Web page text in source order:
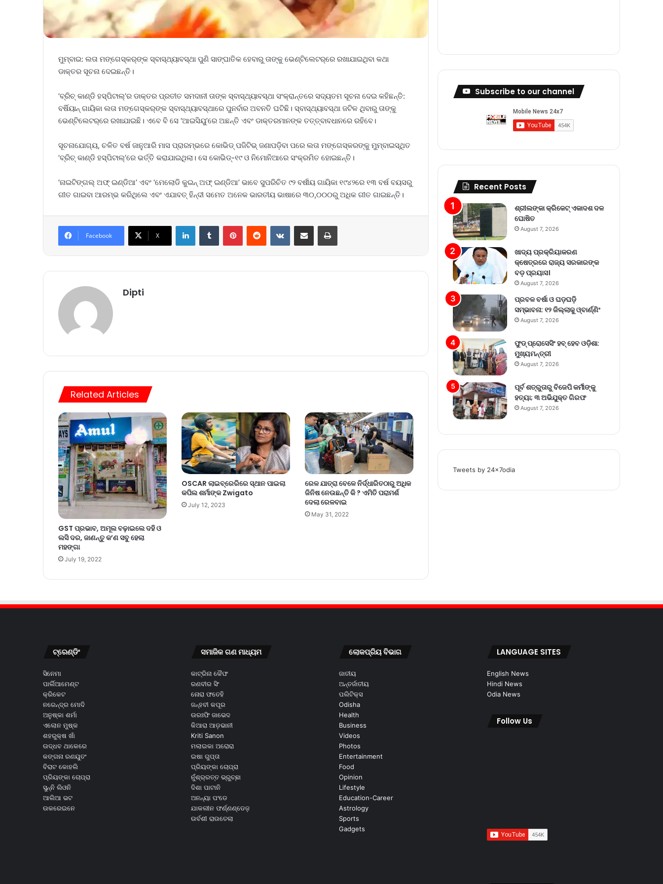
ମୁମ୍ବାଇ: ଲତା ମଙ୍ଗେସ୍‌କର୍‌ଙ୍କ ସ୍ବାସ୍ଥ୍ୟାବସ୍ଥା ପୁଣି ସାଙ୍ଘାତିକ ହେବାରୁ ତାଙ୍କୁ ଭେଣ୍ଟିଲେଟର୍‌ରେ ରଖାଯାଇଥିବା କଥା
ଡାକ୍ତର ସୂଚନା ଦେଇଛନ୍ତି।
‘ବ୍ରିଚ୍‌ କାଣ୍ଡି ହସ୍ପିଟାଲ୍‌’ର ଡାକ୍ତର ପ୍ରତୀତ ସମଦାନୀ ତାଙ୍କ ସ୍ବାସ୍ଥ୍ୟାବସ୍ଥା ସଂକ୍ରାନ୍ତରେ ସଦ୍ୟତମ ସୂଚନା ଦେଇ କହିଛନ୍ତି:
ବର୍ଷିୟାନ୍‌ ଗାୟିକା ଲତା ମଙ୍ଗେସ୍‌କର୍‌ଙ୍କ ସ୍ବାସ୍ଥ୍ୟାବସ୍ଥାରେ ପୁନର୍ବାର ଅବନତି ଘଟିଛି। ସ୍ବାସ୍ଥ୍ୟାବସ୍ଥା ଜଟିଳ ଥିବାରୁ ତାଙ୍କୁ
ଭେଣ୍ଟିଲେଟର୍‌ରେ ରଖାଯାଇଛି। ଏବେ ବି ସେ ‘ଆଇସିୟୁ’ରେ ଅଛନ୍ତି ଏବଂ ଡାକ୍ତରମାନଙ୍କ ତତ୍ତ୍ବାବଧାନରେ ରହିବେ।
ସୂଚନାଯୋଗ୍ୟ, ଚଳିତ ବର୍ଷ ଜାନୁଆରି ମାସ ପ୍ରାରମ୍ଭରେ କୋଭିଡ୍‌ ପଜିଟିଭ୍‌ ଜଣାପଡ଼ିବା ପରେ ଲତା ମଙ୍ଗେସ୍‌କରଙ୍କୁ ମୁମ୍ବାଇସ୍ଥିତ
‘ବ୍ରିଚ୍‌ କାଣ୍ଡି ହସ୍ପିଟାଲ୍‌’ରେ ଭର୍ତ୍ତି କରାଯାଇଥିଲା। ସେ କୋଭିଡ୍‌-୧୯ ଓ ନିମୋନିଆରେ ସଂକ୍ରମିତ ହୋଇଛନ୍ତି।
‘ନାଇଟିଙ୍ଗଲ୍‌ ଅଫ୍‌ ଇଣ୍ଡିଆ’ ଏବଂ ‘ମେଲୋଡି କୁଇନ୍‌ ଅଫ୍‌ ଇଣ୍ଡିଆ’ ଭାବେ ସୁପରିଚିତ ୯୨ ବର୍ଷୀୟ ଗାୟିକା ୧୯୪୨ରେ ୧୩ ବର୍ଷ ବୟସରୁ
ଗୀତ ଗାଇବା ଆରମ୍ଭ କରିଥିଲେ ଏବଂ ଏଯାବତ୍‌ ହିନ୍ଦୀ ସମେତ ଅନେକ ଭାରତୀୟ ଭାଷାରେ ୩୦,୦୦୦ରୁ ଅଧିକ ଗୀତ ଗାଇଛନ୍ତି।
Facebook X
Dipti
Related Articles
GST ପ୍ରଭାବ, ଅମୂଲ ବଢ଼ାଇଲେ ଦହି ଓ
ଲସି ଦର, ଜାଣନ୍ତୁ କ’ଣ ସବୁ ହେଲା
ମହଙ୍ଗା
July 19, 2022
OSCAR ଲାଇବ୍ରେରିରେ ସ୍ଥାନ ପାଇଲା
କପିଲ ଶର୍ମାଙ୍କ Zwigato
July 12, 2023
ରେଳ ଯାତ୍ରା ବେଳେ ନିର୍ଦ୍ଧାରିତଠାରୁ ଅଧିକ
ଜିନିଷ ନେଉଛନ୍ତି କି ? ଏମିତି ପରାମର୍ଶ
ଦେଲା ରେଳବାଇ
May 31, 2022
Subscribe to our channel
Recent Posts
ଶ୍ରୀଲଙ୍କା କ୍ରିକେଟ୍‌ ଏକାଦଶ ଦଳ
ଘୋଷିତ
August 7, 2026
ଖାଦ୍ୟ ପ୍ରକ୍ରିୟାକରଣ
କ୍ଷେତ୍ରରେ ରାଜ୍ୟ ସରକାରଙ୍କ
ବଡ଼ ପ୍ରୟାସ।
August 7, 2026
ପ୍ରବଳ ବର୍ଷା ଓ ଘଡ଼ଘଡ଼ି
ସମ୍ଭାବନା: ୧୨ ଜିଲ୍ଲାକୁ ଓ୍ବାର୍ଣ୍ଣିଂ
August 7, 2026
ଫୁଡ୍ ପ୍ରୋସେସିଂ ହବ୍ ହେବ ଓଡ଼ିଶା:
ମୁଖ୍ୟମନ୍ତ୍ରୀ
August 7, 2026
ପୂର୍ବ ଶତ୍ରୁତାରୁ ବିଜେପି କର୍ମୀଙ୍କୁ
ହତ୍ୟା; ୩ ଅଭିଯୁକ୍ତ ଗିରଫ
August 7, 2026
Tweets by 24x7odia
ଟ୍ରେଣ୍ଡିଂ
ସିନେମା
ପାର୍ଲିଆମେଣ୍ଟ
କ୍ରିକେଟ
ନରେନ୍ଦ୍ର ମୋଦି
ଅନୁଷ୍କା ଶର୍ମା
ଏଲୋନ ମୁଷ୍କ
ଶହରୁକ୍ଷ ଖାଁ
ଉଦ୍ଧବ ଥାକେରେ
କଙ୍ଗନା ରଣୟୁତଂ
ବିରାଟ କୋହଲି
ପ୍ରିୟଙ୍କା ଚୋପ୍ରା
ସୁନ୍ନି ଲିଓନି
ଆଲିଆ ଭଟ
ଉକରେଇନେ
ସମାଜିକ ଗଣ ମାଧ୍ୟମ
କାଟ୍ରିନା କୈଫ
ରଣବୀର ସିଂ
ନୋରା ଫତେହି
ଜନ୍ହବୀ କପୂର
ଉରଃଫି ଜାଭେଦ
କିଆରା ଆଡ଼ଭାନୀ
Kriti Sanon
ମଲାଇକା ଅରୋରା
ଇଷା ଗୁପ୍ତା
ପ୍ରିୟଙ୍କା ଚୋପ୍ରା
ନୁଁଶ୍ର୍ରତ୍ତ ଭ୍ରୁଚ୍ଛା
ଦିଶା ପାଟାନି
ଅନନ୍ୟା ପଂଡେ
ଯାକଲୀନ ଫର୍ଣ୍ଣଣ୍ଡେଜ଼
ଉର୍ବଶୀ ରାଉତେଲା
ଲୋକପ୍ରିୟ ବିଭାଗ
ଜାତୀୟ
ଅନ୍ତର୍ଜାତୀୟ
ପଲିଟିକ୍ସ
Odisha
Health
Business
Videos
Photos
Entertainment
Food
Opinion
Lifestyle
Education-Career
Astrology
Sports
Gadgets
LANGUAGE SITES
English News
Hindi News
Odia News
Follow Us